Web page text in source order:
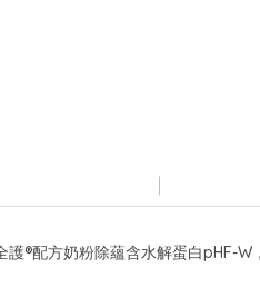
®配方奶粉除蘊含水解蛋白pHF-